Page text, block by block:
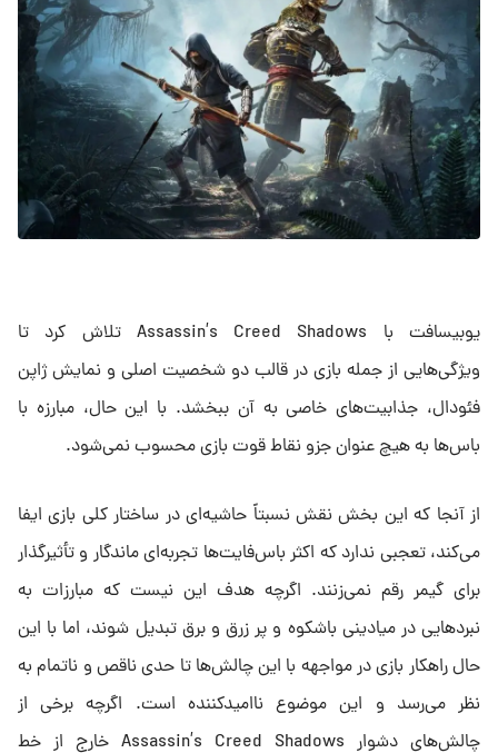
یوبیسافت با Assassin’s Creed Shadows تلاش کرد تا
ویژگی‌هایی از جمله بازی در قالب دو شخصیت اصلی و نمایش ژاپن
فئودال، جذابیت‌های خاصی به آن ببخشد. با این حال، مبارزه با
باس‌ها به هیچ عنوان جزو نقاط قوت بازی محسوب نمی‌شود.
از آنجا که این بخش نقش نسبتاً حاشیه‌ای در ساختار کلی بازی ایفا
می‌کند، تعجبی ندارد که اکثر باس‌فایت‌ها تجربه‌ای ماندگار و تأثیرگذار
برای گیمر رقم نمی‌زنند. اگرچه هدف این نیست که مبارزات به
نبردهایی در میادینی باشکوه و پر زرق و برق تبدیل شوند، اما با این
حال راهکار بازی در مواجهه با این چالش‌ها تا حدی ناقص و ناتمام به‌
نظر می‌رسد و این موضوع ناامیدکننده است. اگرچه برخی از
چالش‌های دشوار Assassin’s Creed Shadows خارج از خط